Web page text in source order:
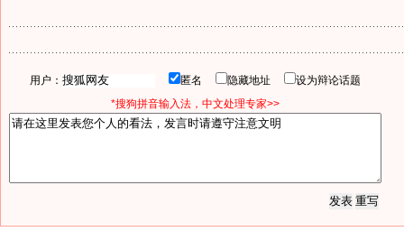
用户： 匿名 隐藏地址
设为辩论话题
*搜狗拼音输入法，中文处理专家>>